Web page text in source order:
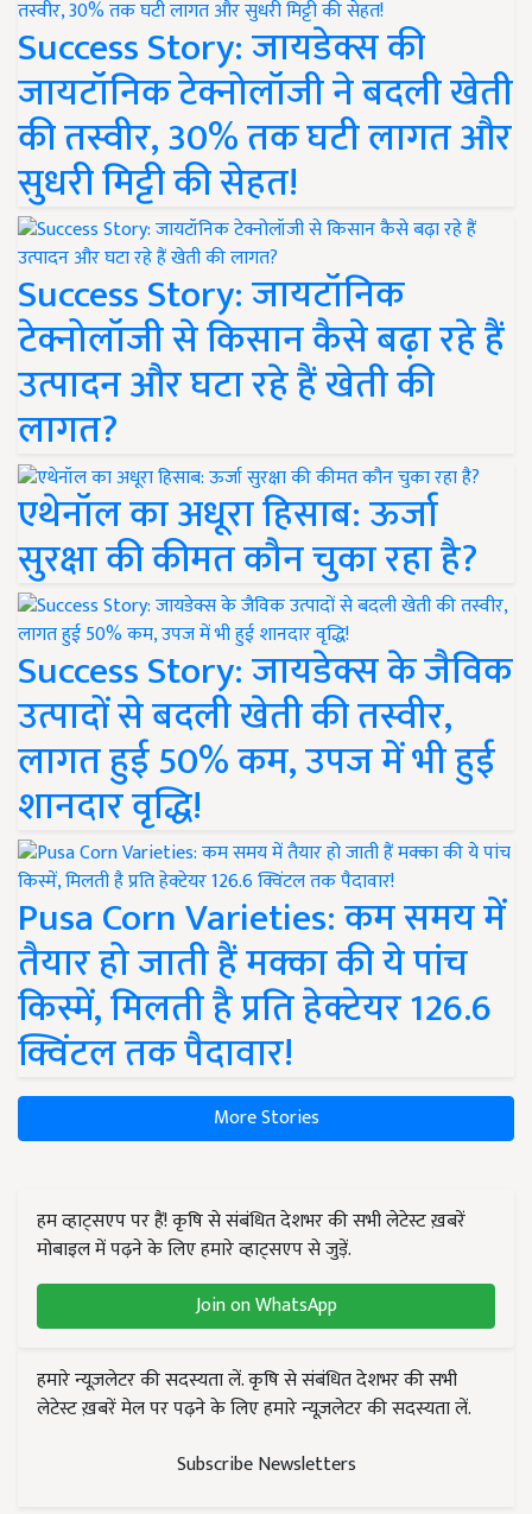
Success Story: जायडेक्स की
जायटॉनिक टेक्नोलॉजी ने बदली खेती
की तस्वीर, 30% तक घटी लागत और
सुधरी मिट्टी की सेहत!
Success Story: जायटॉनिक
टेक्नोलॉजी से किसान कैसे बढ़ा रहे हैं
उत्पादन और घटा रहे हैं खेती की
लागत?
एथेनॉल का अधूरा हिसाब: ऊर्जा
सुरक्षा की कीमत कौन चुका रहा है?
Success Story: जायडेक्स के जैविक
उत्पादों से बदली खेती की तस्वीर,
लागत हुई 50% कम, उपज में भी हुई
शानदार वृद्धि!
Pusa Corn Varieties: कम समय में
तैयार हो जाती हैं मक्का की ये पांच
किस्में, मिलती है प्रति हेक्टेयर 126.6
क्विंटल तक पैदावार!
More Stories
हम व्हाट्सएप पर हैं! कृषि से संबंधित देशभर की सभी लेटेस्ट ख़बरें
मोबाइल में पढ़ने के लिए हमारे व्हाट्सएप से जुड़ें.
Join on WhatsApp
हमारे न्यूज़लेटर की सदस्यता लें. कृषि से संबंधित देशभर की सभी
लेटेस्ट ख़बरें मेल पर पढ़ने के लिए हमारे न्यूज़लेटर की सदस्यता लें.
Subscribe Newsletters